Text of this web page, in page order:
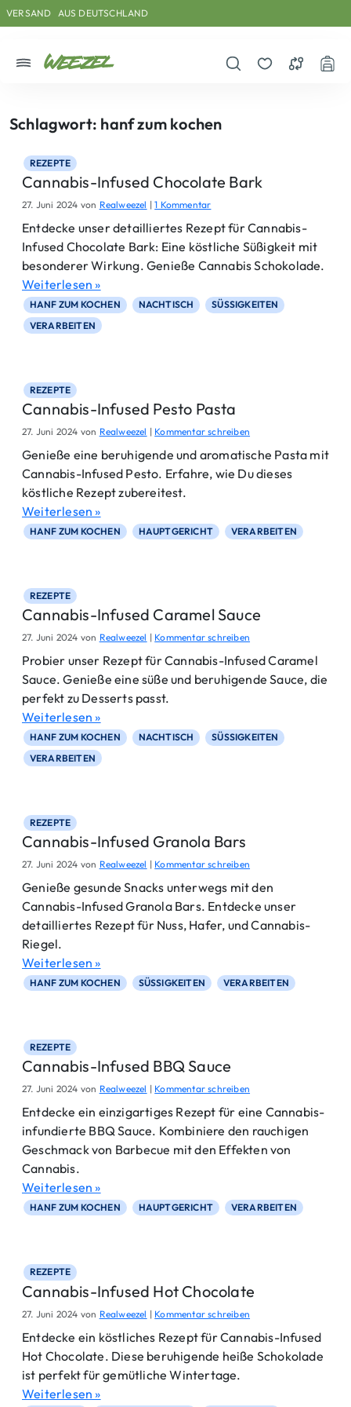
Skip to main content
Direkt zum Inhalt
Weiter zum Footer
VERSAND AUS DEUTSCHLAND
Schlagwort: hanf zum kochen
REZEPTE
Cannabis-Infused Chocolate Bark
27. Juni 2024 von Realweezel | 1 Kommentarz
C
a
n
b
i
s
e
C
h
l
a
Entdecke unser detailliertes Rezept für Cannabis-
Infused Chocolate Bark: Eine köstliche Süßigkeit mit
besonderer Wirkung. Genieße Cannabis Schokolade.
Weiterlesen »
HANF ZUM KOCHEN NACHTISCH
SÜSSIGKEITEN
VERARBEITEN
REZEPTE
Cannabis-Infused Pesto Pasta
27. Juni 2024 von Realweezel | Kommentar schreiben
Genieße eine beruhigende und aromatische Pasta mit
Cannabis-Infused Pesto. Erfahre, wie Du dieses
köstliche Rezept zubereitest.
Weiterlesen »
HANF ZUM KOCHEN HAUPTGERICHT VERARBEITEN
REZEPTE
Cannabis-Infused Caramel Sauce
27. Juni 2024 von Realweezel | Kommentar schreiben
Probier unser Rezept für Cannabis-Infused Caramel
Sauce. Genieße eine süße und beruhigende Sauce, die
perfekt zu Desserts passt.
Weiterlesen »
HANF ZUM KOCHEN NACHTISCH
SÜSSIGKEITEN
VERARBEITEN
REZEPTE
Cannabis-Infused Granola Bars
27. Juni 2024 von Realweezel | Kommentar schreiben
Genieße gesunde Snacks unterwegs mit den
Cannabis-Infused Granola Bars. Entdecke unser
detailliertes Rezept für Nuss, Hafer, und Cannabis-
Riegel.
Weiterlesen »
HANF ZUM KOCHEN SÜSSIGKEITEN VERARBEITEN
REZEPTE
Cannabis-Infused BBQ Sauce
27. Juni 2024 von Realweezel | Kommentar schreiben
Entdecke ein einzigartiges Rezept für eine Cannabis-
infundierte BBQ Sauce. Kombiniere den rauchigen
Geschmack von Barbecue mit den Effekten von
Cannabis.
Weiterlesen »
HANF ZUM KOCHEN HAUPTGERICHT VERARBEITEN
REZEPTE
Cannabis-Infused Hot Chocolate
27. Juni 2024 von Realweezel | Kommentar schreiben
Entdecke ein köstliches Rezept für Cannabis-Infused
Hot Chocolate. Diese beruhigende heiße Schokolade
ist perfekt für gemütliche Wintertage.
Weiterlesen »